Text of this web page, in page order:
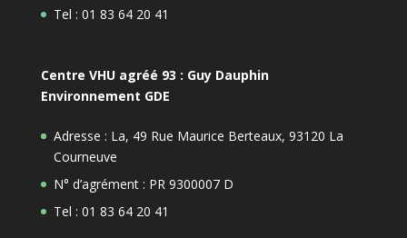
Tel : 01 83 64 20 41
Centre VHU agréé 93 : Guy Dauphin
Environnement GDE
Adresse : La, 49 Rue Maurice Berteaux, 93120 La
Courneuve
N° d’agrément : PR 9300007 D
Tel : 01 83 64 20 41